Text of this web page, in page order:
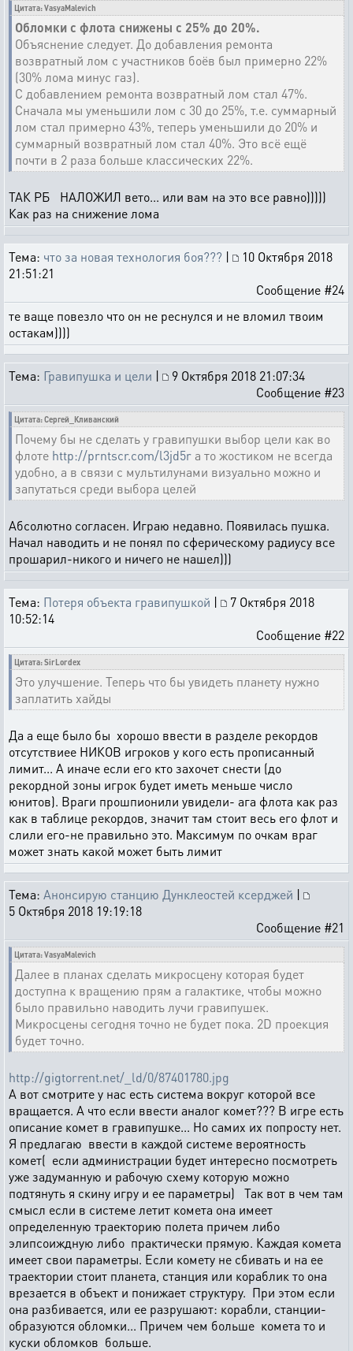
Цитата: VasyaMalevich
Обломки с флота снижены с 25% до 20%.
Объяснение следует. До добавления ремонта
возвратный лом с участников боёв был примерно 22%
(30% лома минус газ).
С добавлением ремонта возвратный лом стал 47%.
Сначала мы уменьшили лом с 30 до 25%, т.е. суммарный
лом стал примерно 43%, теперь уменьшили до 20% и
суммарный возвратный лом стал 40%. Это всё ещё
почти в 2 раза больше классических 22%.
ТАК РБ НАЛОЖИЛ вето... или вам на это все равно)))))
Как раз на снижение лома
Тема: что за новая технология боя??? |
10 Октября 2018
21:51:21
Сообщение #24
те ваще повезло что он не реснулся и не вломил твоим
остакам))))
Тема: Гравипушка и цели |
9 Октября 2018 21:07:34
Сообщение #23
Цитата: Сергей_Кливанский
Почему бы не сделать у гравипушки выбор цели как во
флоте http://prntscr.com/l3jd5r а то жостиком не всегда
удобно, а в связи с мультилунами визуально можно и
запутаться среди выбора целей
Абсолютно согласен. Играю недавно. Появилась пушка.
Начал наводить и не понял по сферическому радиусу все
прошарил-никого и ничего не нашел)))
Тема: Потеря объекта гравипушкой |
7 Октября 2018
10:52:14
Сообщение #22
Цитата: SirLordex
Это улучшение. Теперь что бы увидеть планету нужно
заплатить хайды
Да а еще было бы хорошо ввести в разделе рекордов
отсутствиее НИКОВ игроков у кого есть прописанный
лимит... А иначе если его кто захочет снести (до
рекордной зоны игрок будет иметь меньше число
юнитов). Враги прошпионили увидели- ага флота как раз
как в таблице рекордов, значит там стоит весь его флот и
слили его-не правильно это. Максимум по очкам враг
может знать какой может быть лимит
Тема: Анонсирую станцию Дунклеостей ксерджей |
5 Октября 2018 19:19:18
Сообщение #21
Цитата: VasyaMalevich
Далее в планах сделать микросцену которая будет
доступна к вращению прям а галактике, чтобы можно
было правильно наводить лучи гравипушек.
Микросцены сегодня точно не будет пока. 2D проекция
будет точно.
http://gigtorrent.net/_ld/0/87401780.jpg
А вот смотрите у нас есть система вокруг которой все
вращается. А что если ввести аналог комет??? В игре есть
описание комет в гравипушке... Но самих их попросту нет.
Я предлагаю ввести в каждой системе вероятность
комет( если администрации будет интересно посмотреть
уже задуманную и рабочую схему которую можно
подтянуть я скину игру и ее параметры) Так вот в чем там
смысл если в системе летит комета она имеет
определенную траекторию полета причем либо
элипсоиждную либо практически прямую. Каждая комета
имеет свои параметры. Если комету не сбивать и на ее
траектории стоит планета, станция или кораблик то она
врезается в объект и понижает структуру. При этом если
она разбивается, или ее разрушают: корабли, станции-
образуются обломки... Причем чем больше комета то и
куски обломков больше.